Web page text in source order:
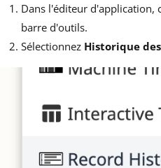
Dans l'éditeur d'application,
barre d'outils.
Sélectionnez Historique